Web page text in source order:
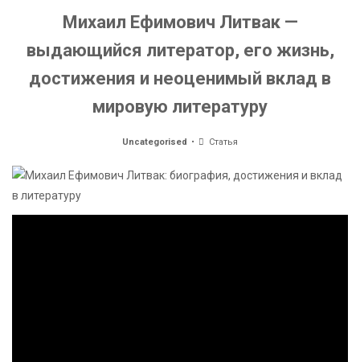
Михаил Ефимович Литвак —
выдающийся литератор, его жизнь,
достижения и неоценимый вклад в
мировую литературу
Uncategorised Статья